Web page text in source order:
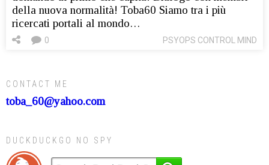
della nuova normalità! Toba60 Siamo tra i più
ricercati portali al mondo…
PSYOPS CONTROL MIND
0
CONTACT ME
toba_60@yahoo.com
DUCKDUCKGO NO SPY